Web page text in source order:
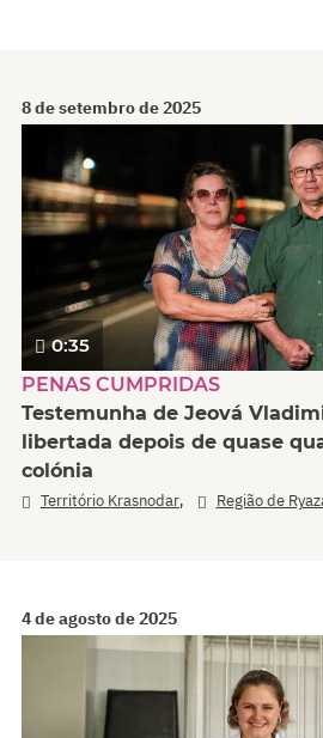
8 de setembro de 2025
0:35
PENAS CUMPRIDAS
Testemunha de Jeová
libertada depois de quase
colónia
Território Krasnodar, Região de
4 de agosto de 2025